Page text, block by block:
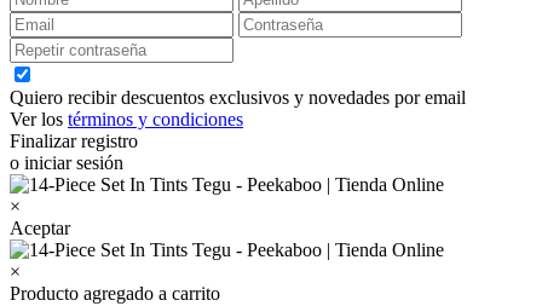
Quiero recibir descuentos exclusivos y novedades por email
Ver los términos y condiciones
Finalizar registro
o iniciar sesión
×
Aceptar
×
Producto agregado a carrito